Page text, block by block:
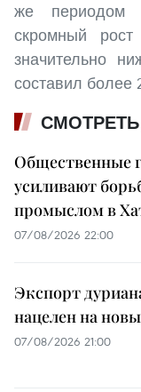
же периодом
скромный
значительно
составил более
Общественные
усиливают
промыслом в
07/08/2026 22:00
Экспорт
нацелен на
07/08/2026 21:00